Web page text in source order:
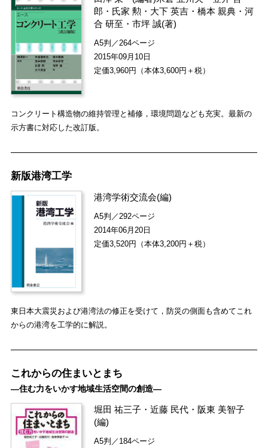
郎 ・ 氏家 勲 ・ 大下 英吉 ・橋本 親典 ・河
合 研至 ・市坪 誠(著)
A5判／264ページ
2015年09月10日
定価3,960円（本体3,600円＋税）
コンクリート構造物の維持管理と補修，環境問題なども充実。最新の
示方書に対応した改訂版。
新版港湾工学
港湾学術交流会(編)
A5判／292ページ
2014年06月20日
定価3,520円（本体3,200円＋税）
東日本大震災および港湾法の修正を受けて，防災の側面も含めてこれ
からの港湾を工学的に解説。
これからの住まいとまち
―住む力をいかす地域生活空間の創造―
堀田 祐三子 ・近藤 民代 ・ 阪東 美智子
(編)
A5判／184ページ